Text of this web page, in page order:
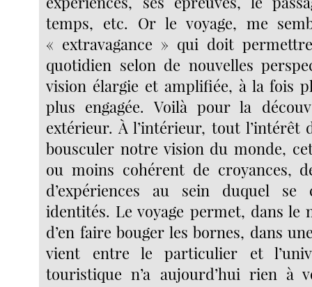
temps, etc. Or le voyage, me
« extravagance » qui doit
quotidien selon de nouvelles
vision élargie et amplifiée, à la fois
plus engagée. Voilà pour la
extérieur. À l’intérieur, tout l’intérêt
bousculer notre vision du monde,
ou moins cohérent de croyances,
d’expériences au sein duquel se
identités. Le voyage permet, dans le
d’en faire bouger les bornes, dans
vient entre le particulier et
touristique n’a aujourd’hui rien à